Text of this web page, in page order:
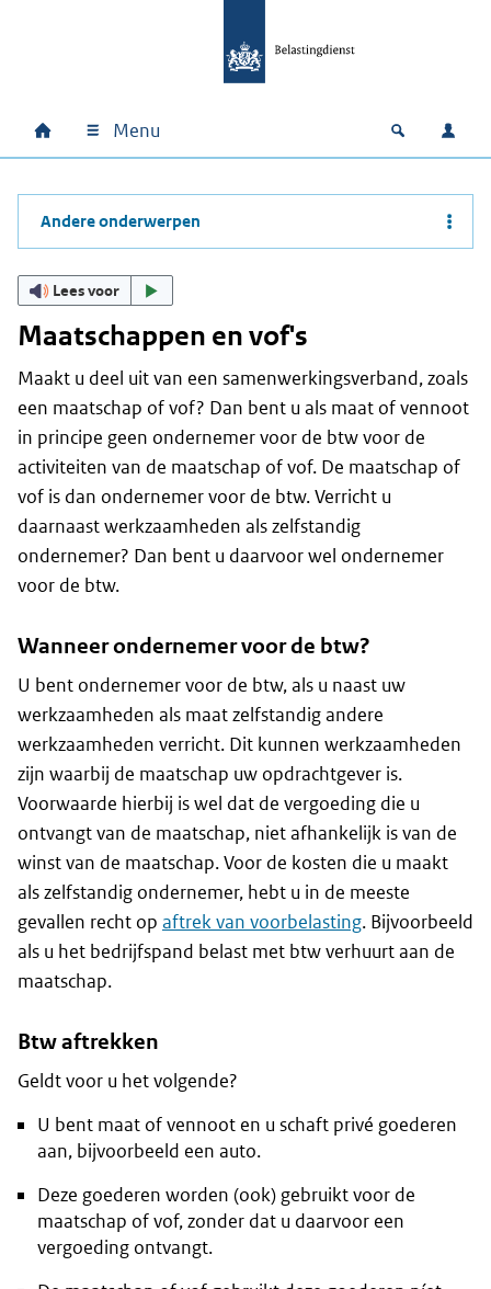
Hoofdnavigatie
Home Menu Open
Andere onderwerpen
Lees voor
Maatschappen en vof's
Maakt u deel uit van een samenwerkingsverband, zoals
een maatschap of vof? Dan bent u als maat of vennoot
in principe geen ondernemer voor de btw voor de
activiteiten van de maatschap of vof. De maatschap of
vof is dan ondernemer voor de btw. Verricht u
daarnaast werkzaamheden als zelfstandig
ondernemer? Dan bent u daarvoor wel ondernemer
voor de btw.
Wanneer ondernemer voor de btw?
U bent ondernemer voor de btw, als u naast uw
werkzaamheden als maat zelfstandig andere
werkzaamheden verricht. Dit kunnen werkzaamheden
zijn waarbij de maatschap uw opdrachtgever is.
Voorwaarde hierbij is wel dat de vergoeding die u
ontvangt van de maatschap, niet afhankelijk is van de
winst van de maatschap. Voor de kosten die u maakt
als zelfstandig ondernemer, hebt u in de meeste
gevallen recht op aftrek van voorbelasting. Bijvoorbeeld
als u het bedrijfspand belast met btw verhuurt aan de
maatschap.
Btw aftrekken
Geldt voor u het volgende?
U bent maat of vennoot en u schaft privé goederen
aan, bijvoorbeeld een auto.
Deze goederen worden (ook) gebruikt voor de
maatschap of vof, zonder dat u daarvoor een
vergoeding ontvangt.